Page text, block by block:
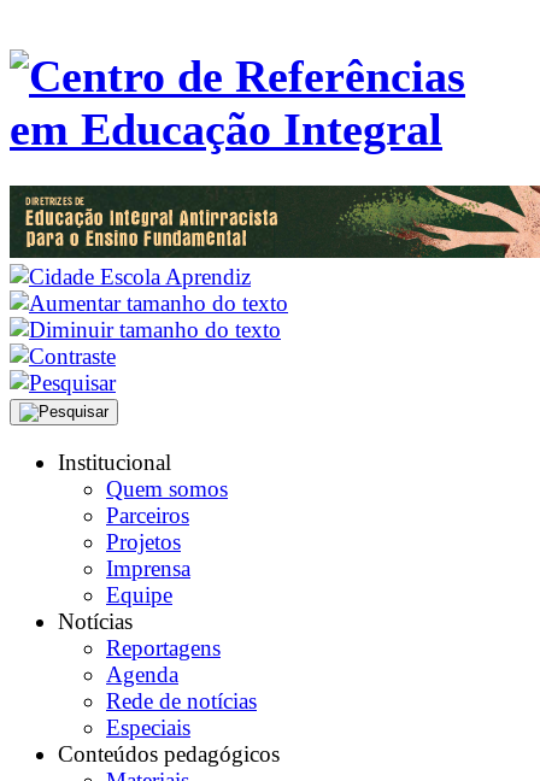
Institucional
Quem somos
Parceiros
Projetos
Imprensa
Equipe
Notícias
Reportagens
Agenda
Rede de notícias
Especiais
Conteúdos pedagógicos